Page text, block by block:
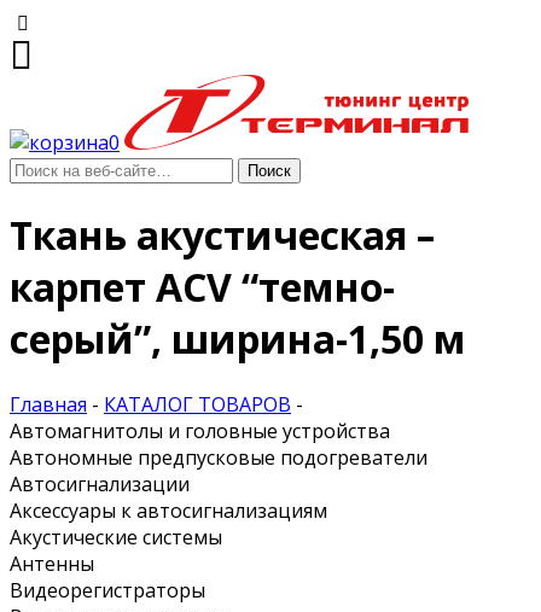
0
Ткань акустическая –
карпет ACV “темно-
серый”, ширина-1,50 м
Главная - КАТАЛОГ ТОВАРОВ -
Автомагнитолы и головные устройства
Автономные предпусковые подогреватели
Автосигнализации
Аксессуары к автосигнализациям
Акустические системы
Антенны
Видеорегистраторы